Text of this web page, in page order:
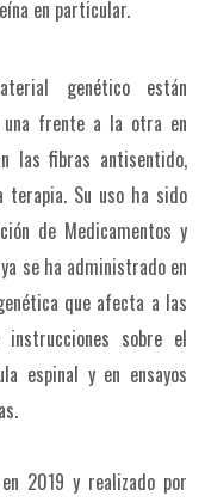
en particular.
genético están
una frente a la otra en
las fibras antisentido,
Su uso ha sido
de Medicamentos y
se ha administrado en
que afecta a las
sobre el
espinal y en ensayos
2019 y realizado por